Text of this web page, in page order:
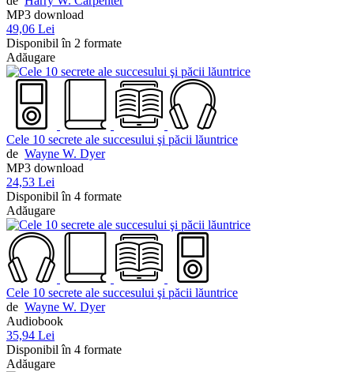
MP3 download
49,06 Lei
Disponibil în 2 formate
Adăugare
Cele 10 secrete ale succesului şi păcii lăuntrice
de Wayne W. Dyer
MP3 download
24,53 Lei
Disponibil în 4 formate
Adăugare
Cele 10 secrete ale succesului şi păcii lăuntrice
de Wayne W. Dyer
Audiobook
35,94 Lei
Disponibil în 4 formate
Adăugare